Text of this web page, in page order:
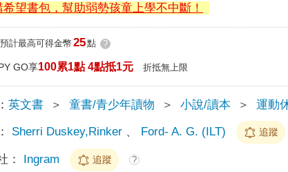
希望書包，幫助弱勢孩童上學不中斷！
預計最高可得金幣 25點 ?
GO享100累1點 4點抵1元 折抵無上限
英文書 ＞ 童書/青少年讀物 ＞ 小說/讀本 ＞ 運動
Sherri Duskey,Rinker 、 Ford- A. G. (ILT) 追蹤
： Ingram 追蹤 ?